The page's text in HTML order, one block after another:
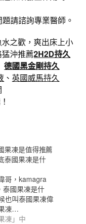
請諮詢專業醫師。
之歡，爽出床上小
沖推薦2H2D持久
德國黑金剛持久
、英國威馬持久
果凍是值得推薦
泰國果凍是什
哥，kamagra
泰國果凍是什
也叫泰國果凍偉
凍…
凍」中